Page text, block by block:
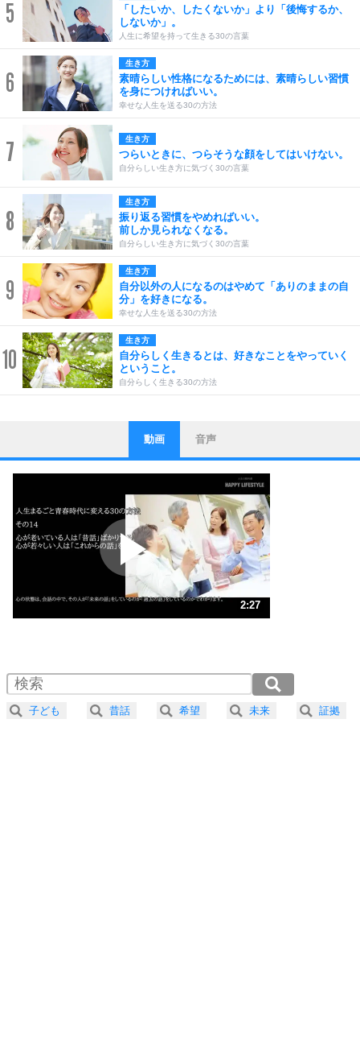
5
「したいか、したくないか」より「後悔するか、
しないか」。
人生に希望を持って生きる30の言葉
6
生き方
素晴らしい性格になるためには、素晴らしい習慣
を身につければいい。
幸せな人生を送る30の方法
7 生き方
つらいときに、つらそうな顔をしてはいけない。
自分らしい生き方に気づく30の言葉
8
生き方
振り返る習慣をやめればいい。
前しか見られなくなる。
自分らしい生き方に気づく30の言葉
9
生き方
自分以外の人になるのはやめて「ありのままの自
分」を好きになる。
幸せな人生を送る30の方法
10
生き方
自分らしく生きるとは、好きなことをやっていく
ということ。
自分らしく生きる30の方法
1
ストレス対策
他人と比べない。
いっそのこと、他人を見ない。
いらいらしない人になる30の方法
プラス思考
ポジティブになれない原因は、行動しないから。
ポジティブ思考になる30の方法
ストレス対策
人生、なんとかなるもの。
気楽に生きる30の方法
4 器の大きい人は、怒りを優しさで表現する。
動画 音声
2:27
2.0倍速 （289KB 1分13秒）
2.5倍速 （231KB 58秒）
3.0倍速 （193KB 49秒）
子ども 昔話 希望 未来 証拠